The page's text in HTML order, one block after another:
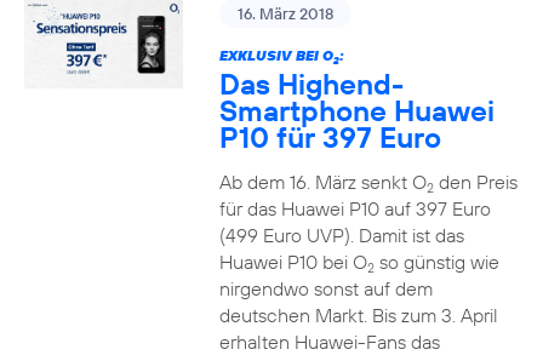
16. März 2018
EXKLUSIV BEI O2:
Das Highend-
Smartphone Huawei
P10 für 397 Euro
Ab dem 16. März senkt O2den Preis
für das Huawei P10 auf 397 Euro
(499 Euro UVP). Damit ist das
Huawei P10 bei O2so günstig wie
nirgendwo sonst auf dem
deutschen Markt. Bis zum 3. April
erhalten Huawei-Fans das